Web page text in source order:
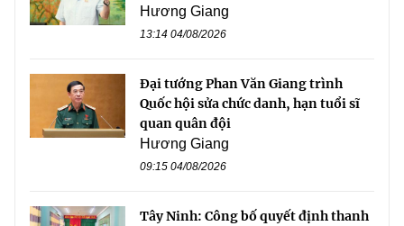
Hương Giang
13:14 04/08/2026
Đại tướng Phan Văn Giang trình
Quốc hội sửa chức danh, hạn tuổi sĩ
quan quân đội
Hương Giang
09:15 04/08/2026
Tây Ninh: Công bố quyết định thanh